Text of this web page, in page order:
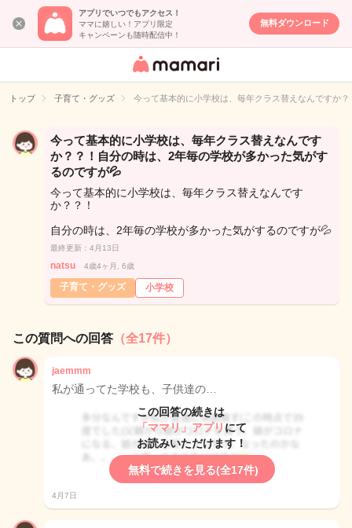
アプリでいつでもアクセス！
ママに嬉しい！アプリ限定
キャンペーンも随時配信中！
無料ダウンロード
女性専用匿名QA
イト
トップ 子育て・グッズ 今って基本的に小学校は、毎年クラス替えなんですか
今って基本的に小学校は、毎年クラス替えなんです
か？？！自分の時は、2年毎の学校が多かった気がす
るのですが💦
今って基本的に小学校は、毎年クラス替えなんです
か？？！
自分の時は、2年毎の学校が多かった気がするのですが💦
最終更新：4月13日
natsu 4歳4ヶ月, 6歳
子育て・グッズ 小学校
この質問への回答 （全17件）
jaemmm
私が通ってた学校も、子供達の…
この回答の続きは
「ママリ」アプリ にて
お読みいただけます！
無料で続きを見る(全17件)
4月7日